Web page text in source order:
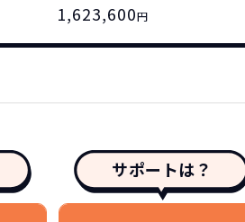
1,623,600円
サポートは？